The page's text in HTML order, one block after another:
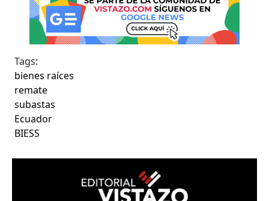
Tags:
bienes raíces
remate
subastas
Ecuador
BIESS